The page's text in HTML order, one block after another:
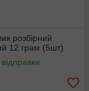
розбірний
12 грам (5шт)